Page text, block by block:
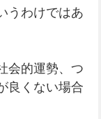
うわけではあ
会的運勢、つ
良くない場合